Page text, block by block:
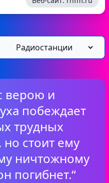
верою и
побеждает
трудных
стоит ему
ничтожному
погибнет.“